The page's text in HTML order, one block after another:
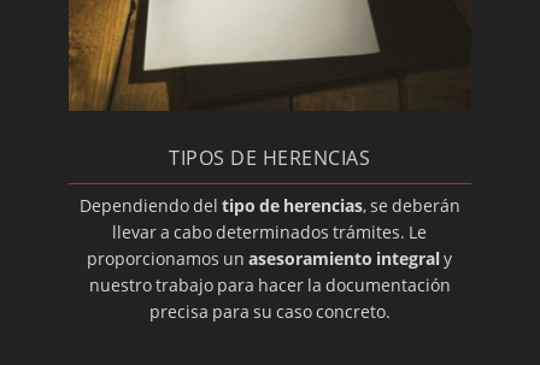
TIPOS DE HERENCIAS
Dependiendo del tipo de herencias, se deberán
llevar a cabo determinados trámites. Le
proporcionamos unasesoramiento integraly
nuestro trabajo para hacer la documentación
precisa para su caso concreto.